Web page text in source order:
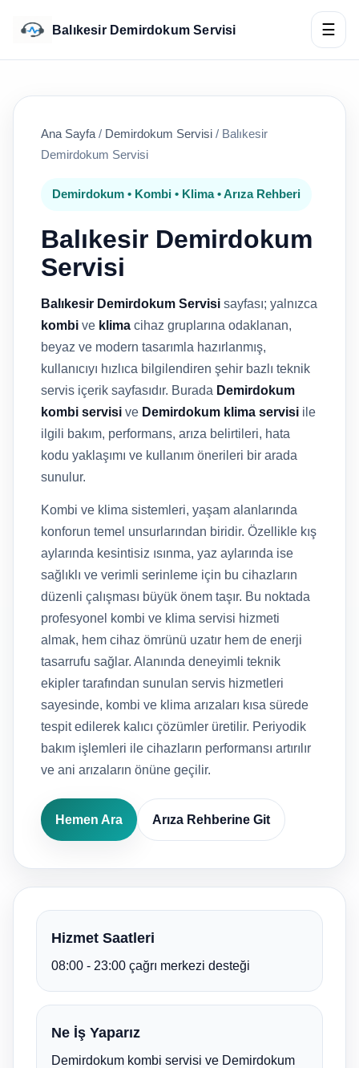
Balıkesir Demirdokum Servisi ☰
Ana Sayfa / Demirdokum Servisi / Balıkesir
Demirdokum Servisi
Demirdokum • Kombi • Klima • Arıza Rehberi
Balıkesir Demirdokum
Servisi
Balıkesir Demirdokum Servisi sayfası; yalnızca
kombi ve klima cihaz gruplarına odaklanan,
beyaz ve modern tasarımla hazırlanmış,
kullanıcıyı hızlıca bilgilendiren şehir bazlı teknik
servis içerik sayfasıdır. Burada Demirdokum
kombi servisi ve Demirdokum klima servisi ile
ilgili bakım, performans, arıza belirtileri, hata
kodu yaklaşımı ve kullanım önerileri bir arada
sunulur.
Kombi ve klima sistemleri, yaşam alanlarında
konforun temel unsurlarından biridir. Özellikle kış
aylarında kesintisiz ısınma, yaz aylarında ise
sağlıklı ve verimli serinleme için bu cihazların
düzenli çalışması büyük önem taşır. Bu noktada
profesyonel kombi ve klima servisi hizmeti
almak, hem cihaz ömrünü uzatır hem de enerji
tasarrufu sağlar. Alanında deneyimli teknik
ekipler tarafından sunulan servis hizmetleri
sayesinde, kombi ve klima arızaları kısa sürede
tespit edilerek kalıcı çözümler üretilir. Periyodik
bakım işlemleri ile cihazların performansı artırılır
ve ani arızaların önüne geçilir.
Hemen Ara Arıza Rehberine Git
Hizmet Saatleri
08:00 - 23:00 çağrı merkezi desteği
Ne İş Yaparız
Demirdokum kombi servisi ve Demirdokum